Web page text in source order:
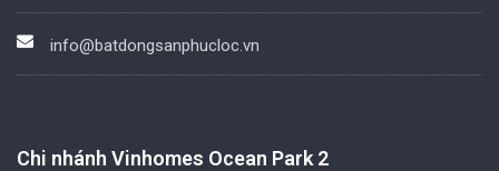
info@batdongsanphucloc.vn
Chi nhánh Vinhomes Ocean Park 2